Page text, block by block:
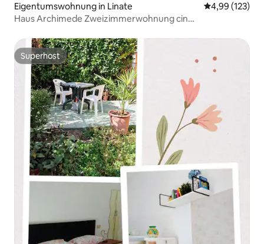
Eigentumswohnung in Linate
4,99 (123)
Haus Archimede Zweizimmerwohnung cin
Superhost
Superhost